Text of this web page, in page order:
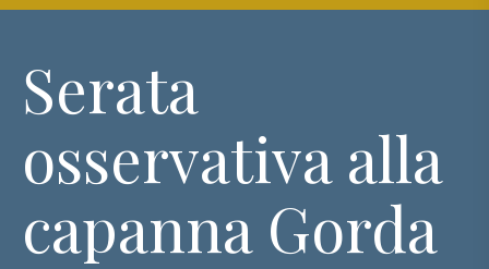
Serata
osservativa alla
capanna Gorda